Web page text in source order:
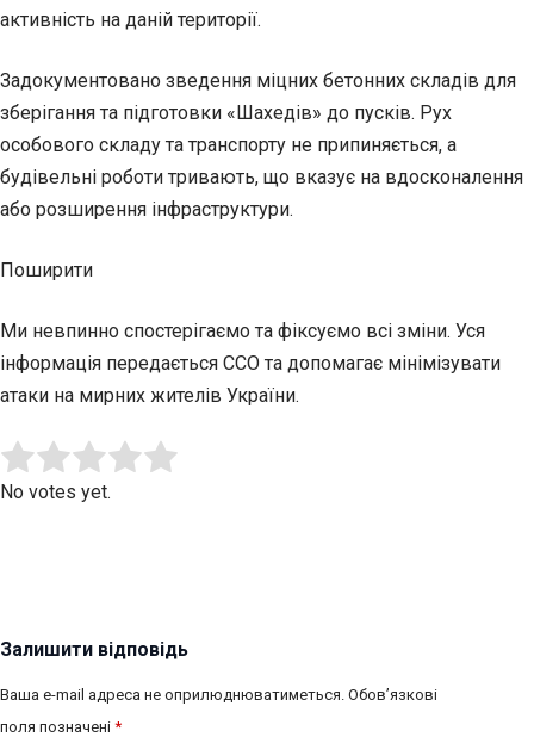
активність на даній території.
Задокументовано зведення міцних бетонних складів для
зберігання та підготовки «Шахедів» до пусків. Рух
особового складу та транспорту не припиняється, а
будівельні роботи тривають, що вказує на вдосконалення
або розширення інфраструктури.
Поширити
Ми невпинно спостерігаємо та фіксуємо всі зміни. Уся
інформація передається ССО та допомагає мінімізувати
атаки на мирних жителів України.
Rate this item:
No votes yet.
Залишити відповідь
Ваша e-mail адреса не оприлюднюватиметься. Обов’язкові
поля позначені *